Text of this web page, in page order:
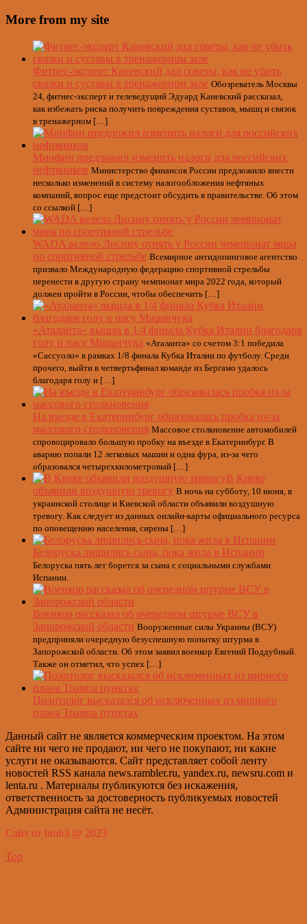
More from my site
Фитнес-эксперт Каневский дал советы, как не убить
связки и суставы в тренажерном зале Обозреватель Москвы
24, фитнес-эксперт и телеведущий Эдуард Каневский рассказал,
как избежать риска получить повреждения суставов, мышц и связок
в тренажерном […]
Минфин предложил изменить налоги для российских
нефтяников Министерство финансов России предложило внести
несколько изменений в систему налогообложения нефтяных
компаний, вопрос еще предстоит обсудить в правительстве. Об этом
со ссылкой […]
WADA велело Лисину отнять у России чемпионат мира
по спортивной стрельбе Всемирное антидопинговое агентство
призвало Международную федерацию спортивной стрельбы
перенести в другую страну чемпионат мира 2022 года, который
должен пройти в России, чтобы обеспечить […]
«Аталанта» вышла в 1/4 финала Кубка Италии благодаря
голу и пасу Миранчука «Аталанта» со счетом 3:1 победила
«Сассуоло» в рамках 1/8 финала Кубка Италии по футболу. Среди
прочего, выйти в четвертьфинал команде из Бергамо удалось
благодаря голу и […]
На въезде в Екатеринбург образовалась пробка из-за
массового столкновения Массовое столкновение автомобилей
спровоцировало большую пробку на въезде в Екатеринбург. В
аварию попали 12 легковых машин и одна фура, из-за чего
образовался четырехкилометровый […]
В Киеве
объявили воздушную тревогу В ночь на субботу, 10 июня, в
украинской столице и Киевской области объявили воздушную
тревогу. Как следует из данных онлайн-карты официального ресурса
по оповещению населения, сирены […]
Белоруска лишились сына, пока жила в Испании
Белоруска пять лет борется за сына с социальными службами
Испании.
Военкор рассказал об очередном штурме ВСУ в
Запорожской области Вооруженные силы Украины (ВСУ)
предприняли очередную безуспешную попытку штурма в
Запорожской области. Об этом заявил военкор Евгений Поддубный.
Также он отметил, что успех […]
Политолог высказался об исключенных из мирного
плана Трампа пунктах
Данный сайт не является коммерческим проектом. На этом
сайте ни чего не продают, ни чего не покупают, ни какие
услуги не оказываются. Сайт представляет собой ленту
новостей RSS канала news.rambler.ru, yandex.ru, newsru.com и
lenta.ru . Материалы публикуются без искажения,
ответственность за достоверность публикуемых новостей
Администрация сайта не несёт.
Сайт от bmb3 @ 2023
Top